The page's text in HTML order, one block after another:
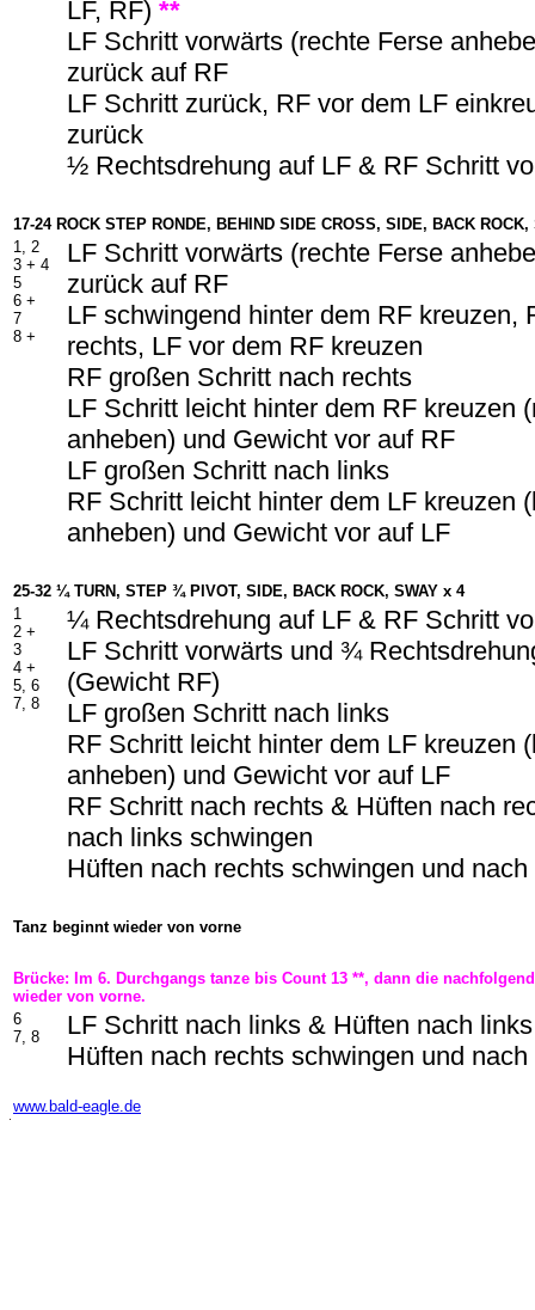
LF, RF) **
LF Schritt vorwärts (rechte Ferse
zurück auf RF
LF Schritt zurück, RF vor dem LF
zurück
½ Rechtsdrehung auf LF & RF Schritt
17-24 ROCK STEP RONDE, BEHIND SIDE CROSS, SIDE, BACK
1, 2
3 + 4
5
6 +
7
8 +
LF Schritt vorwärts (rechte Ferse
zurück auf RF
LF schwingend hinter dem RF kreuzen,
rechts, LF vor dem RF kreuzen
RF großen Schritt nach rechts
LF Schritt leicht hinter dem RF kreuzen
anheben) und Gewicht vor auf RF
LF großen Schritt nach links
RF Schritt leicht hinter dem LF kreuzen
anheben) und Gewicht vor auf LF
25-32 ¼ TURN, STEP ¾ PIVOT, SIDE, BACK ROCK, SWAY x 4
1
2 +
3
4 +
5, 6
7, 8
¼ Rechtsdrehung auf LF & RF Schritt
LF Schritt vorwärts und ¾
(Gewicht RF)
LF großen Schritt nach links
RF Schritt leicht hinter dem LF kreuzen
anheben) und Gewicht vor auf LF
RF Schritt nach rechts & Hüften nach
nach links schwingen
Hüften nach rechts schwingen und
Tanz beginnt wieder von vorne
Brücke: Im 6. Durchgangs tanze bis Count 13 **, dann die
wieder von vorne.
6
7, 8
LF Schritt nach links & Hüften nach
Hüften nach rechts schwingen und
www.bald-eagle.de